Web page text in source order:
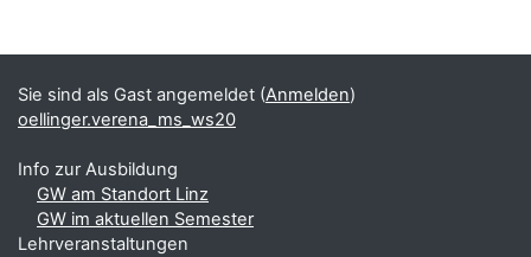
Ergänzungsblöcke
Sie sind als Gast angemeldet (Anmelden)
oellinger.verena_ms_ws20
Info zur Ausbildung
GW am Standort Linz
GW im aktuellen Semester
Lehrveranstaltungen